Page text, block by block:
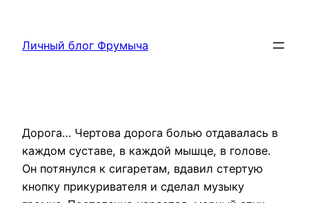
содержимому
Личный блог Фрумыча
Дорога… Чертова дорога болью отдавалась в
каждом суставе, в каждой мышце, в голове.
Он потянулся к сигаретам, вдавил стертую
кнопку прикуривателя и сделал музыку